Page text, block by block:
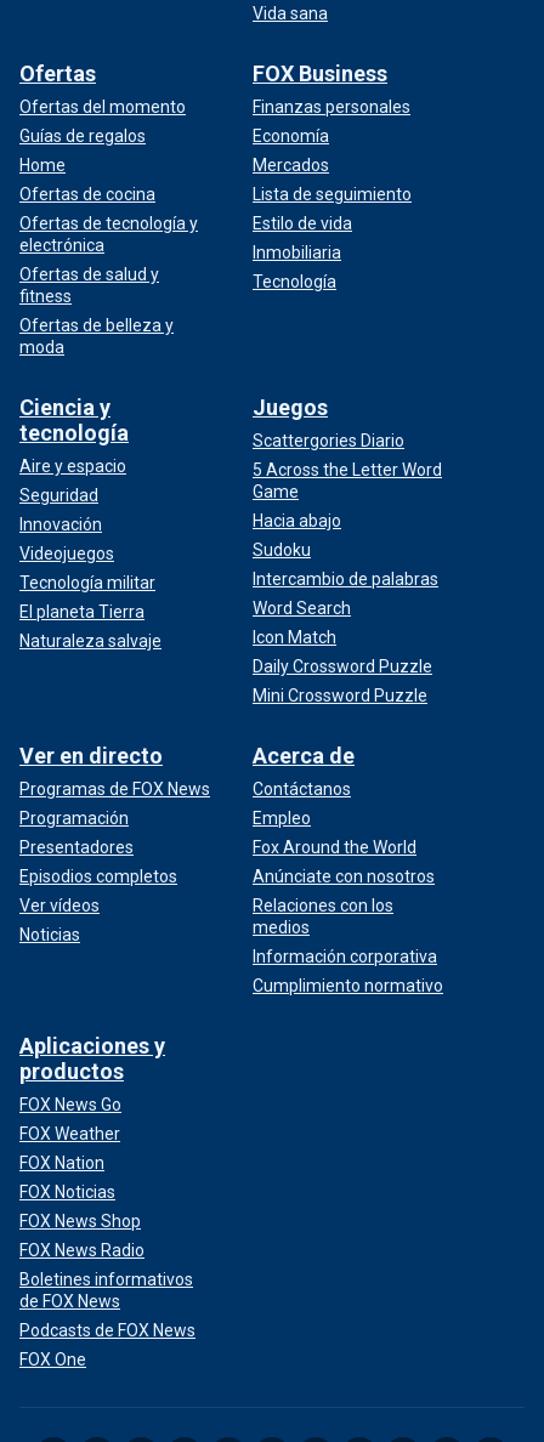
Vida sana
Ofertas
Ofertas del momento
Guías de regalos
Home
Ofertas de cocina
Ofertas de tecnología y
electrónica
Ofertas de salud y
fitness
Ofertas de belleza y
moda
FOX Business
Finanzas personales
Economía
Mercados
Lista de seguimiento
Estilo de vida
Inmobiliaria
Tecnología
Ciencia y
tecnología
Aire y espacio
Seguridad
Innovación
Videojuegos
Tecnología militar
El planeta Tierra
Naturaleza salvaje
Juegos
Scattergories Diario
5 Across the Letter Word
Game
Hacia abajo
Sudoku
Intercambio de palabras
Word Search
Icon Match
Daily Crossword Puzzle
Mini Crossword Puzzle
Ver en directo
Programas de FOX News
Programación
Presentadores
Episodios completos
Ver vídeos
Noticias
Acerca de
Contáctanos
Empleo
Fox Around the World
Anúnciate con nosotros
Relaciones con los
medios
Información corporativa
Cumplimiento normativo
Aplicaciones y
productos
FOX News Go
FOX Weather
FOX Nation
FOX Noticias
FOX News Shop
FOX News Radio
Boletines informativos
de FOX News
Podcasts de FOX News
FOX One